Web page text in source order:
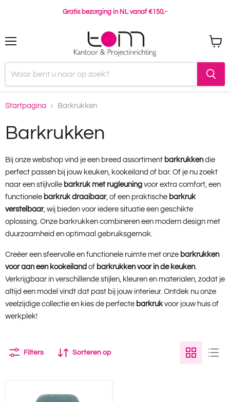
Gratis bezorging in NL vanaf €150,-
Startpagina Barkrukken
Barkrukken
Bij onze webshop vind je een breed assortiment barkrukkendie
perfect passen bij jouw keuken, kookeiland of bar. Of je nu zoekt
naar een stijlvolle barkruk met rugleuning voor extra comfort, een
functionele barkruk draaibaar, of een praktische barkruk
verstelbaar, wij bieden voor iedere situatie een geschikte
oplossing. Onze barkrukken combineren een modern design met
duurzaamheid en optimaal gebruiksgemak.
Creëer een sfeervolle en functionele ruimte met onze barkrukken
voor aan een kookeiland of barkrukken voor in de keuken.
Verkrijgbaar in verschillende stijlen, kleuren en materialen, zodat je
altijd een model vindt dat past bij jouw interieur. Ontdek nu onze
veelzijdige collectie en kies de perfecte barkrukvoor jouw huis of
werkplek!
Filters Sorteren op